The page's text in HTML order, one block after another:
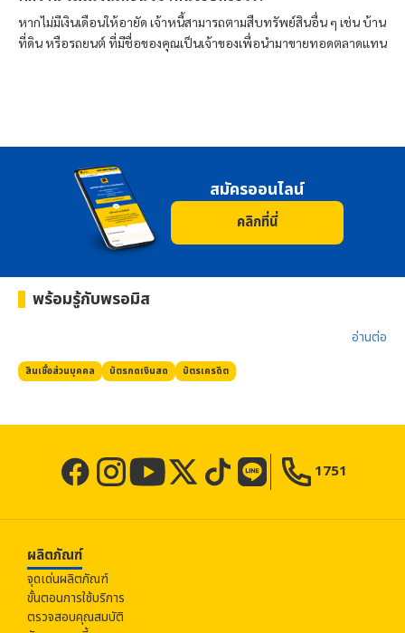
หากไม่มีเงินเดือนให้อายัด เจ้าหนี้สามารถตามสืบทรัพย์สินอื่น ๆ เช่น บ้าน
ที่ดิน หรือรถยนต์ ที่มีชื่อของคุณเป็นเจ้าของเพื่อนำมาขายทอดตลาดแทน
สมัครออนไลน์
คลิกที่นี่
พร้อมรู้กับพรอมิส
สินเชื่อส่วนบุคคล บัตรกดเงินสด บัตรเครดิต
อ่านต่อ​
1751
ผลิตภัณฑ์
จุดเด่นผลิตภัณฑ์
ขั้นตอนการใช้บริการ
ตรวจสอบคุณสมบัติ